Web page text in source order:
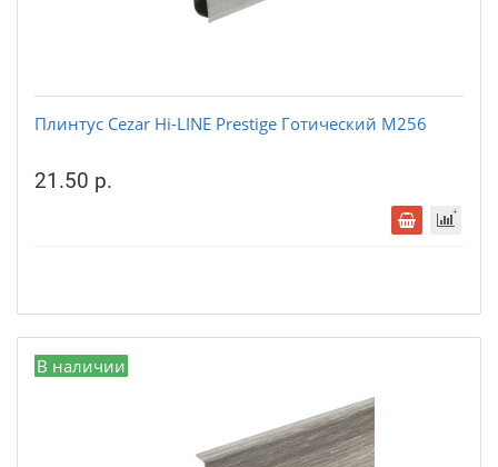
Плинтус Cezar Hi-LINE Prestige Готический М256
21.50 р.
В наличии